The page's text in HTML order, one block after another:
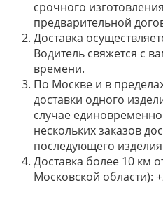
срочного
предварительной
Доставка
Водитель свяжется с
времени.
По Москве и в
доставки одного
случае
нескольких заказов
последующего
Доставка более 10 км
Московской области):